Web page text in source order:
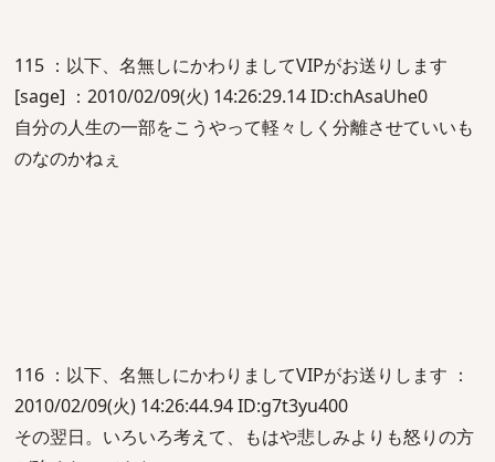
115 ：以下、名無しにかわりましてVIPがお送りします
[sage] ：2010/02/09(火) 14:26:29.14 ID:chAsaUhe0
自分の人生の一部をこうやって軽々しく分離させていいも
のなのかねぇ
116 ：以下、名無しにかわりましてVIPがお送りします ：
2010/02/09(火) 14:26:44.94 ID:g7t3yu400
その翌日。いろいろ考えて、もはや悲しみよりも怒りの方